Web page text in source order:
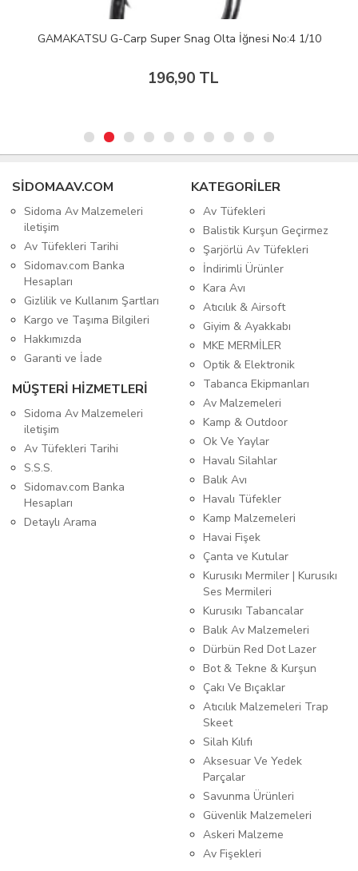
GAMAKATSU G-Carp Super Snag Olta İğnesi No:4 1/10
196,90 TL
SIDOMAAV.COM
Sidoma Av Malzemeleri
iletişim
Av Tüfekleri Tarihi
Sidomav.com Banka
Hesapları
Gizlilik ve Kullanım Şartları
Kargo ve Taşıma Bilgileri
Hakkımızda
Garanti ve İade
MÜŞTERİ HİZMETLERİ
Sidoma Av Malzemeleri
iletişim
Av Tüfekleri Tarihi
S.S.S.
Sidomav.com Banka
Hesapları
Detaylı Arama
KATEGORİLER
Av Tüfekleri
Balistik Kurşun Geçirmez
Şarjörlü Av Tüfekleri
İndirimli Ürünler
Kara Avı
Atıcılık & Airsoft
Giyim & Ayakkabı
MKE MERMİLER
Optik & Elektronik
Tabanca Ekipmanları
Av Malzemeleri
Kamp & Outdoor
Ok Ve Yaylar
Havalı Silahlar
Balık Avı
Havalı Tüfekler
Kamp Malzemeleri
Havai Fişek
Çanta ve Kutular
Kurusıkı Mermiler | Kurusıkı
Ses Mermileri
Kurusıkı Tabancalar
Balık Av Malzemeleri
Dürbün Red Dot Lazer
Bot & Tekne & Kurşun
Çakı Ve Bıçaklar
Atıcılık Malzemeleri Trap
Skeet
Silah Kılıfı
Aksesuar Ve Yedek
Parçalar
Savunma Ürünleri
Güvenlik Malzemeleri
Askeri Malzeme
Av Fişekleri